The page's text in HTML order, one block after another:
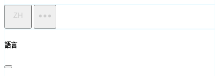
ZH
語言